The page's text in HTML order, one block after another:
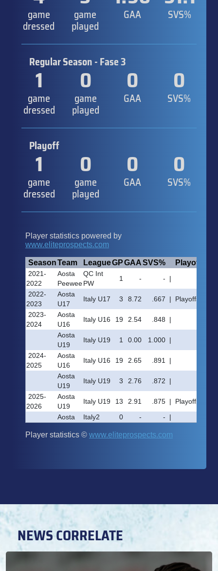
game
dressed
game
played
GAA SVS%
Regular Season - Fase 3
1
game
dressed
0
game
played
0
GAA
0
SVS%
Playoff
1
game
dressed
0
game
played
0
GAA
0
SVS%
NEWS CORRELATE